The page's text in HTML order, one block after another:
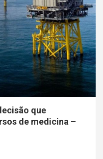
que
de medicina –